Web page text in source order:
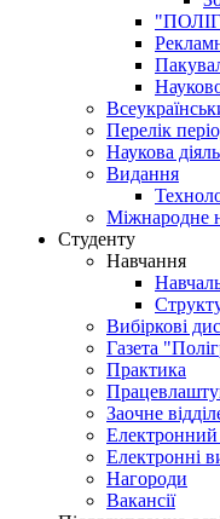
Перелік
Наукова
Видання
Міжнародне
Студенту
Навчання
Вибіркові
Газета
Практика
Заочне
Електронні
Нагороди
Вакансії